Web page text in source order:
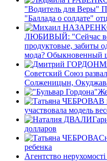
"Водитель для Веры"
"Баллада о солдате"
ЛЮБИВЫЙ: "Сейчас
продуктовые, забиты
мода? Обыкновенный
Советский Союз
Солженицын,
В
участвовала модель
долларов
ребенка
Агентство